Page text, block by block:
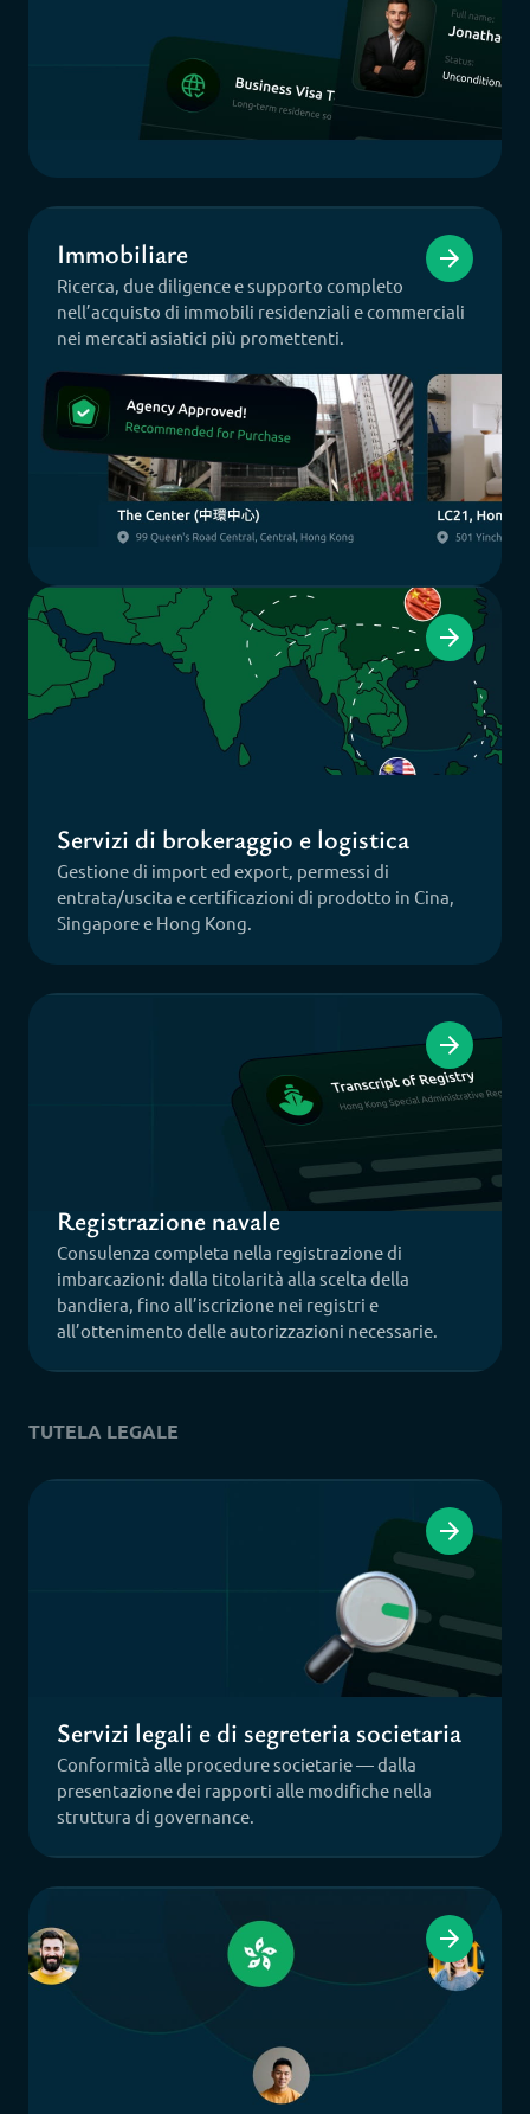
Immobiliare
Ricerca, due diligence e supporto completo
nell’acquisto di immobili residenziali e commerciali
nei mercati asiatici più promettenti.
Servizi di brokeraggio e logistica
Gestione di import ed export, permessi di
entrata/uscita e certificazioni di prodotto in Cina,
Singapore e Hong Kong.
Registrazione navale
Consulenza completa nella registrazione di
imbarcazioni: dalla titolarità alla scelta della
bandiera, fino all’iscrizione nei registri e
all’ottenimento delle autorizzazioni necessarie.
TUTELA LEGALE
Servizi legali e di segreteria societaria
Conformità alle procedure societarie — dalla
presentazione dei rapporti alle modifiche nella
struttura di governance.